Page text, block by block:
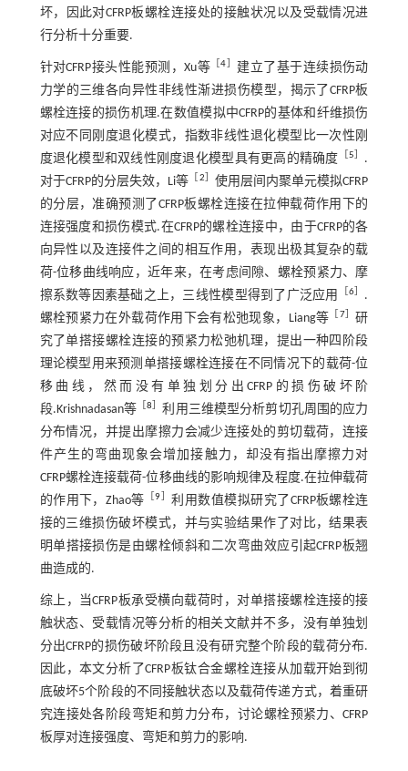
坏，因此对CFRP板螺栓连接处的接触状况以及受载情况进
行分析十分重要.
针对CFRP接头性能预测，Xu等 ［4
建立了基于连续损伤动
力学的三维各向异性非线性渐进损伤模型，揭示了CFRP板
螺栓连接的损伤机理.在数值模拟中CFRP的基体和纤维损伤
对应不同刚度退化模式，指数非线性退化模型比一次性刚
度退化模型和双线性刚度退化模型具有更高的精确度
5
.
对于CFRP的分层失效，Li等
2
使用层间内聚单元模拟CFRP
的分层，准确预测了CFRP板螺栓连接在拉伸载荷作用下的
连接强度和损伤模式.在CFRP的螺栓连接中，由于CFRP的各
向异性以及连接件之间的相互作用，表现出极其复杂的载
荷-位移曲线响应，近年来，在考虑间隙、螺栓预紧力、摩
擦系数等因素基础之上，三线性模型得到了广泛应用
6］ .
螺栓预紧力在外载荷作用下会有松弛现象，Liang等
7］研
究了单搭接螺栓连接的预紧力松弛机理，提出一种四阶段
理论模型用来预测单搭接螺栓连接在不同情况下的载荷-位
移曲线，然而没有单独划分出CFRP的损伤破坏阶
段.Krishnadasan等 ［8 ］利用三维模型分析剪切孔周围的应力
分布情况，并提出摩擦力会减少连接处的剪切载荷，连接
件产生的弯曲现象会增加接触力，却没有指出摩擦力对
CFRP螺栓连接载荷-位移曲线的影响规律及程度.在拉伸载荷
的作用下，Zhao等 ［9 ］利用数值模拟研究了CFRP板螺栓连
接的三维损伤破坏模式，并与实验结果作了对比，结果表
明单搭接损伤是由螺栓倾斜和二次弯曲效应引起CFRP板翘
曲造成的.
综上，当CFRP板承受横向载荷时，对单搭接螺栓连接的接
触状态、受载情况等分析的相关文献并不多，没有单独划
分出CFRP的损伤破坏阶段且没有研究整个阶段的载荷分布.
因此，本文分析了CFRP板钛合金螺栓连接从加载开始到彻
底破坏5个阶段的不同接触状态以及载荷传递方式，着重研
究连接处各阶段弯矩和剪力分布，讨论螺栓预紧力、CFRP
板厚对连接强度、弯矩和剪力的影响.